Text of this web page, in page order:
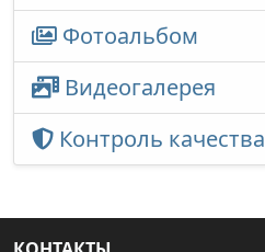
Фотоальбом
Видеогалерея
Контроль качества